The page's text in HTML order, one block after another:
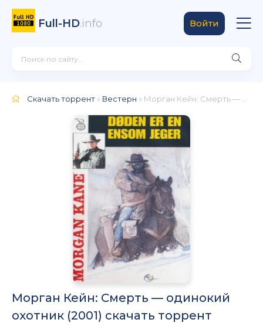
Full-HD.info Войти
Скачать торрент » Вестерн » Морган Кейн: Смерть — одинокий охотник
Морган Кейн: Смерть — одинокий
охотник (2001) скачать торрент